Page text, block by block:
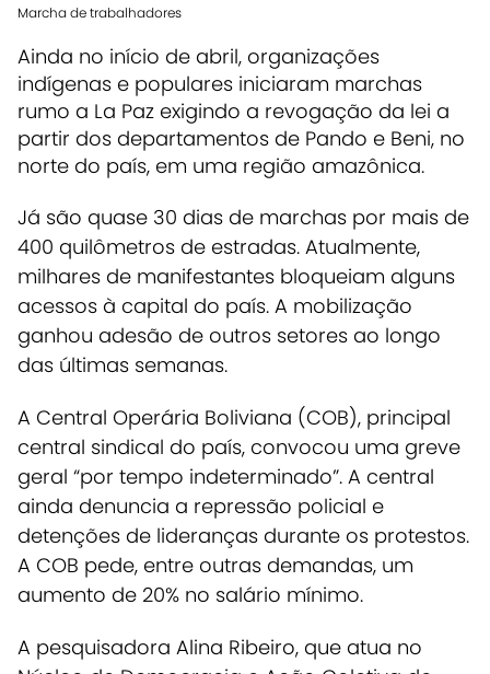
Marcha de trabalhadores
Ainda no início de abril, organizações
indígenas e populares iniciaram marchas
rumo a La Paz exigindo a revogação da lei a
partir dos departamentos de Pando e Beni, no
norte do país, em uma região amazônica.
Já são quase 30 dias de marchas por mais de
400 quilômetros de estradas. Atualmente,
milhares de manifestantes bloqueiam alguns
acessos à capital do país. A mobilização
ganhou adesão de outros setores ao longo
das últimas semanas.
A Central Operária Boliviana (COB), principal
central sindical do país, convocou uma greve
geral “por tempo indeterminado”. A central
ainda denuncia a repressão policial e
detenções de lideranças durante os protestos.
A COB pede, entre outras demandas, um
aumento de 20% no salário mínimo.
A pesquisadora Alina Ribeiro, que atua no